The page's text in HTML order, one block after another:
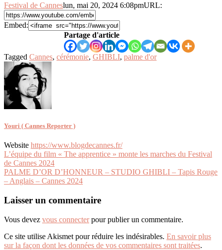
Festival de Canneslun, mai 20, 2024 6:08pmURL:
Embed:
Partage d'article
Tagged Cannes, cérémonie, GHIBLI, palme d'or
Youri ( Cannes Reporter )
Website https://www.blogdecannes.fr/
Navigation
de
l’article
L’équipe du film « The apprentice » monte les marches du Festival
de Cannes 2024
PALME D’OR D’HONNEUR – STUDIO GHIBLI – Tapis Rouge
– Anglais – Cannes 2024
Laisser un commentaire
Vous devez vous connecterpour publier un commentaire.
Ce site utilise Akismet pour réduire les indésirables. En savoir plus
sur la façon dont les données de vos commentaires sont traitées.